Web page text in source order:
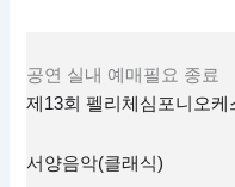
공연 실내 예매필요 종료
제13회 펠리체심포니오케
서양음악(클래식)